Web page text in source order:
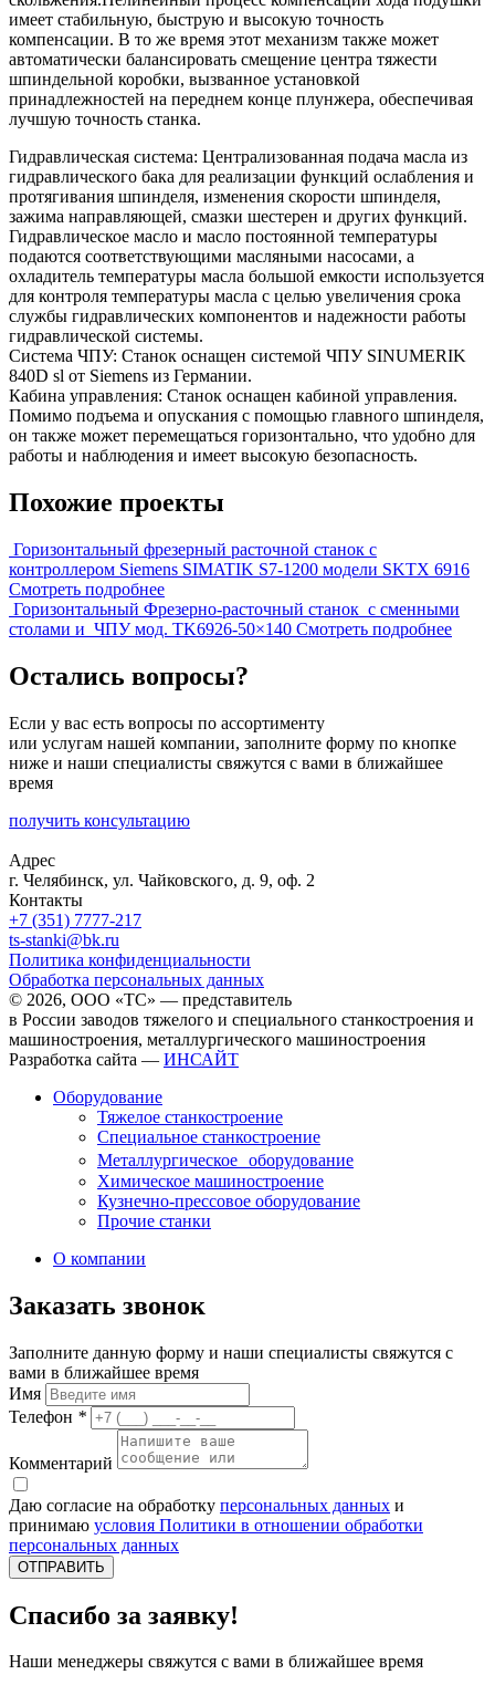
имеет стабильную, быструю и высокую точность
компенсации. В то же время этот механизм также может
автоматически балансировать смещение центра тяжести
шпиндельной коробки, вызванное установкой
принадлежностей на переднем конце плунжера, обеспечивая
лучшую точность станка.
Гидравлическая система: Централизованная подача масла из
гидравлического бака для реализации функций ослабления и
протягивания шпинделя, изменения скорости шпинделя,
зажима направляющей, смазки шестерен и других функций.
Гидравлическое масло и масло постоянной температуры
подаются соответствующими масляными насосами, а
охладитель температуры масла большой емкости используется
для контроля температуры масла с целью увеличения срока
службы гидравлических компонентов и надежности работы
гидравлической системы.
Система ЧПУ: Станок оснащен системой ЧПУ SINUMERIK
840D sl от Siemens из Германии.
Кабина управления: Станок оснащен кабиной управления.
Помимо подъема и опускания с помощью главного шпинделя,
он также может перемещаться горизонтально, что удобно для
работы и наблюдения и имеет высокую безопасность.
Похожие проекты
Горизонтальный фрезерный расточной станок с
контроллером Siemens SIMATIK S7-1200 модели SKTX 6916
Смотреть подробнее
Горизонтальный Фрезерно-расточный станок с сменными
столами и ЧПУ мод. TK6926-50×140 Смотреть подробнее
Остались вопросы?
Если у вас есть вопросы по ассортименту
или услугам нашей компании, заполните форму по кнопке
ниже и наши специалисты свяжутся с вами в ближайшее
время
получить консультацию
Адрес
г. Челябинск, ул. Чайковского, д. 9, оф. 2
Контакты
+7 (351) 7777-217
ts-stanki@bk.ru
Политика конфиденциальности
Обработка персональных данных
© 2026, ООО «ТС» — представитель
в России заводов тяжелого и специального станкостроения и
машиностроения, металлургического машиностроения
Разработка сайта — ИНСАЙТ
Оборудование
Тяжелое станкостроение
Специальное станкостроение
Металлургическое оборудование
Химическое машиностроение
Кузнечно-прессовое оборудование
Прочие станки
О компании
Заказать звонок
Заполните данную форму и наши специалисты свяжутся с
вами в ближайшее время
Имя
Телефон *
Комментарий
Даю согласие на обработку персональных данных и
принимаю условия Политики в отношении обработки
персональных данных
ОТПРАВИТЬ
Спасибо за заявку!
Наши менеджеры свяжутся с вами в ближайшее время